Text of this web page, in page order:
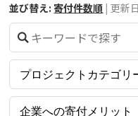
並び替え: 寄付件数順 | 更新